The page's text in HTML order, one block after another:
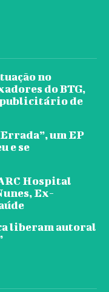
no
do BTG,
de
um EP
e se
Hospital
Ex-
liberam autoral